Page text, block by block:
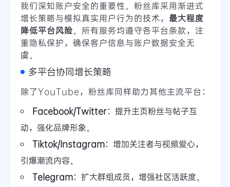
我们深知账户安全的重要性。粉丝库采用渐进式
增长策略与模拟真实用户行为的技术， 最大程度
降低平台风险。所有服务均遵守各平台条款，注
重隐私保护，确保客户信息与账户数据安全无
虞。
多平台协同增长策略
除了YouTube，粉丝库同样助力其他主流平台：
Facebook/Twitter：提升主页粉丝与帖子互
动，强化品牌形象。
Tiktok/Instagram：增加关注者与视频爱心，
引爆潮流内容。
Telegram：扩大群组成员，增强社区活跃度。